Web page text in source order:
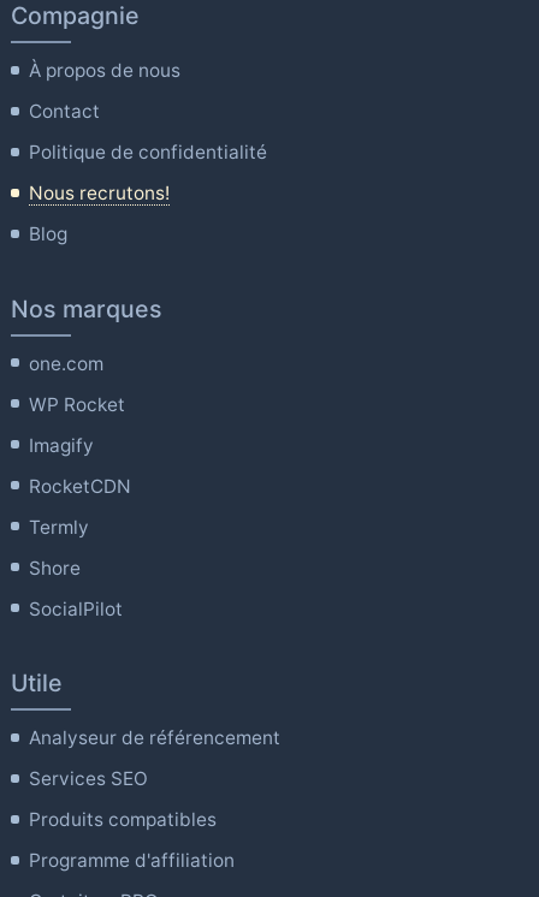
Compagnie
À propos de nous
Contact
Politique de confidentialité
Nous recrutons!
Blog
Nos marques
one.com
WP Rocket
Imagify
RocketCDN
Termly
Shore
SocialPilot
Utile
Analyseur de référencement
Services SEO
Produits compatibles
Programme d'affiliation